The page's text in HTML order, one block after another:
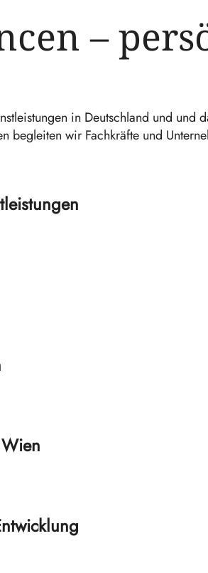
–
in Deutschland und und
begleiten wir Fachkräfte und